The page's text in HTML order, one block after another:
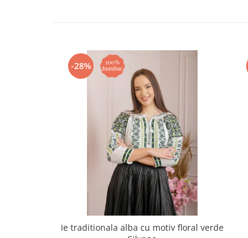
-28%
Ie traditionala alba cu motiv floral verde